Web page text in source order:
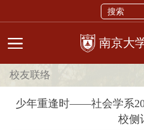
校友联络
少年重逢时——社会学系
校侧